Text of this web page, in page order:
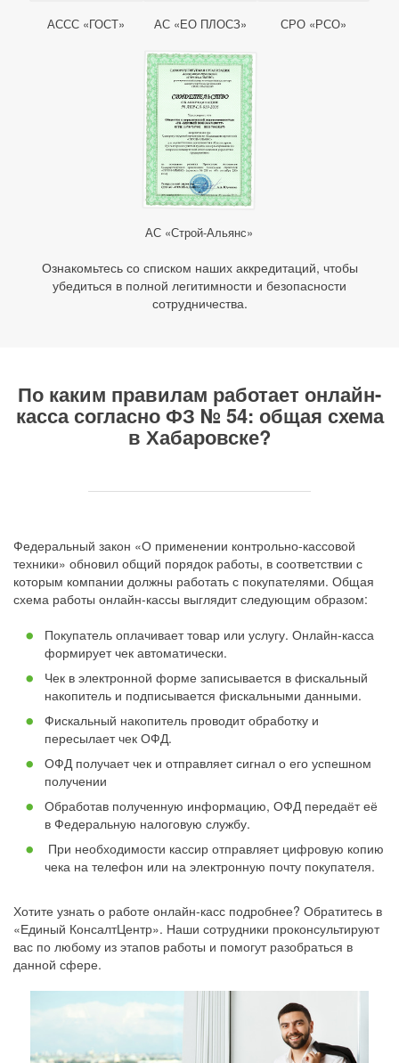
АССС «ГОСТ» АС «ЕО ПЛОСЗ» СРО «РСО»
АС «Строй-Альянс»
Ознакомьтесь со списком наших аккредитаций, чтобы
убедиться в полной легитимности и безопасности
сотрудничества.
По каким правилам работает онлайн-
касса согласно ФЗ № 54: общая схема
в Хабаровске?
Федеральный закон «О применении контрольно-кассовой
техники» обновил общий порядок работы, в соответствии с
которым компании должны работать с покупателями. Общая
схема работы онлайн-кассы выглядит следующим образом:
Покупатель оплачивает товар или услугу. Онлайн-касса
формирует чек автоматически.
Чек в электронной форме записывается в фискальный
накопитель и подписывается фискальными данными.
Фискальный накопитель проводит обработку и
пересылает чек ОФД.
ОФД получает чек и отправляет сигнал о его успешном
получении
Обработав полученную информацию, ОФД передаёт её
в Федеральную налоговую службу.
При необходимости кассир отправляет цифровую копию
чека на телефон или на электронную почту покупателя.
Хотите узнать о работе онлайн-касс подробнее? Обратитесь в
«Единый КонсалтЦентр». Наши сотрудники проконсультируют
вас по любому из этапов работы и помогут разобраться в
данной сфере.